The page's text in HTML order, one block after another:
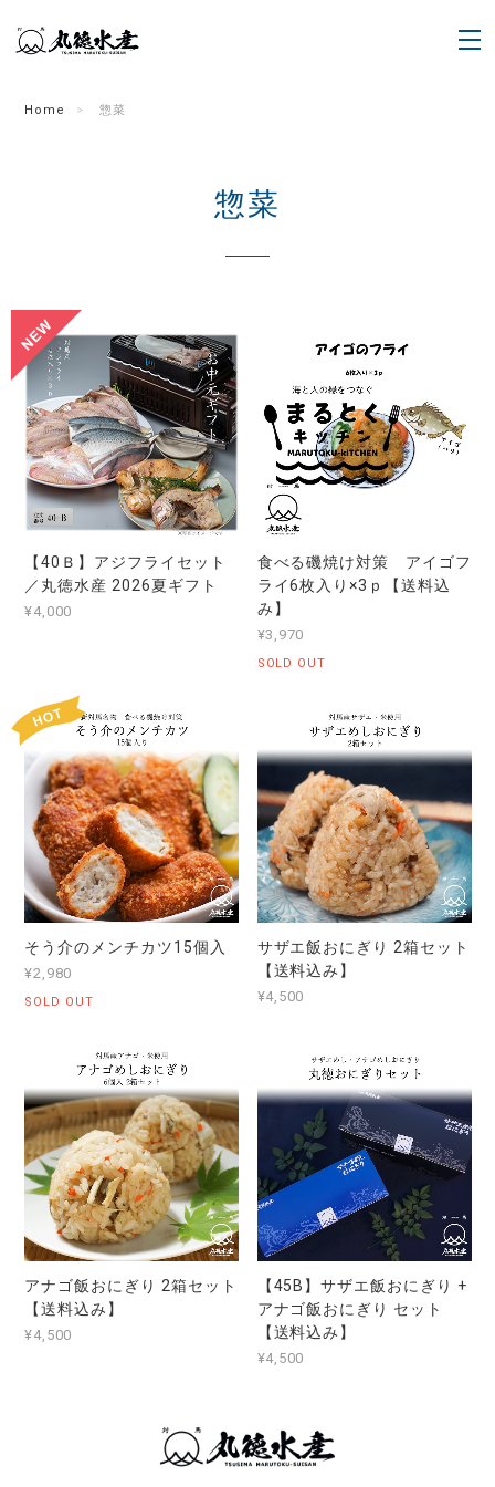
Home 惣菜
惣菜
【40Ｂ】アジフライセット
／丸徳水産 2026夏ギフト
¥4,000
食べる磯焼け対策 アイゴフ
ライ6枚入り×3ｐ【送料込
み】
¥3,970
SOLD OUT
そう介のメンチカツ15個入
¥2,980
SOLD OUT
サザエ飯おにぎり 2箱セット
【送料込み】
¥4,500
アナゴ飯おにぎり 2箱セット
【送料込み】
¥4,500
【45B】サザエ飯おにぎり +
アナゴ飯おにぎり セット
【送料込み】
¥4,500